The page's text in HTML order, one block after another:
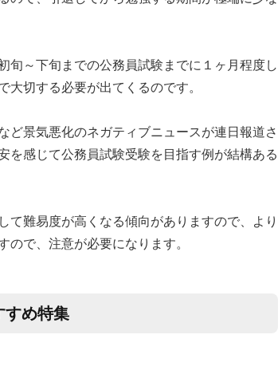
旬～下旬までの公務員試験までに１ヶ月程度し
切する必要が出てくるのです。
ど景気悪化のネガティブニュースが連日報道さ
を感じて公務員試験受験を目指す例が結構ある
て難易度が高くなる傾向がありますので、より
ので、注意が必要になります。
すめ特集